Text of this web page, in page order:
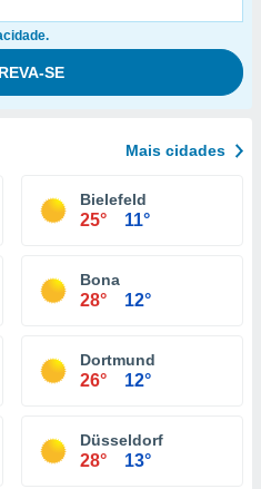
Mais cidades
Bielefeld
25° 11°
Bona
28° 12°
Dortmund
26° 12°
Düsseldorf
28° 13°